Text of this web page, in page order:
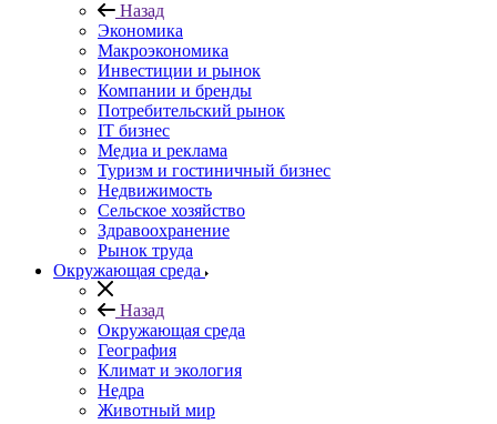
Назад
Экономика
Макроэкономика
Инвестиции и рынок
Компании и бренды
Потребительский рынок
IT бизнес
Медиа и реклама
Туризм и гостиничный бизнес
Недвижимость
Сельское хозяйство
Здравоохранение
Рынок труда
Окружающая среда
Назад
Окружающая среда
География
Климат и экология
Недра
Животный мир